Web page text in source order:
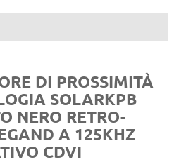
DI PROSSIMITÀ
SOLARKPB
NERO RETRO-
A 125KHZ
CDVI